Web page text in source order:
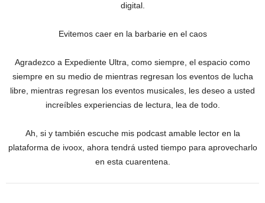
digital.
Evitemos caer en la barbarie en el caos
Agradezco a Expediente Ultra, como siempre, el espacio como
siempre en su medio de mientras regresan los eventos de lucha
libre, mientras regresan los eventos musicales, les deseo a usted
increíbles experiencias de lectura, lea de todo.
Ah, si y también escuche mis podcast amable lector en la
plataforma de ivoox, ahora tendrá usted tiempo para aprovecharlo
en esta cuarentena.